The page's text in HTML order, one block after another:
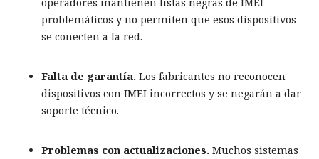
problemáticos y no permiten que esos dispositivos
se conecten a la red.
Falta de garantía. Los fabricantes no reconocen
dispositivos con IMEI incorrectos y se negarán a dar
soporte técnico.
Problemas con actualizaciones. Muchos sistemas